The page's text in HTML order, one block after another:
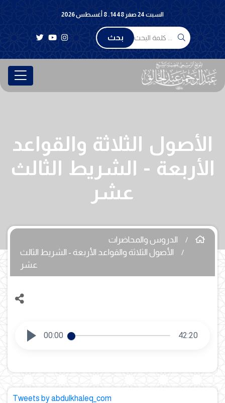
السبت 24 صفر 1448 . 8 أغسطس 2026
بحث
الأصول الثلاثة والقواعد
الأربعة - الشريط الثالث
عشر
الدروس والمحاضرات
الأصول الثلاثة والقواعد الأربعة - الشريط الثالث
عشر
00:00 42:20
Tweets by abdulkhaleq_com